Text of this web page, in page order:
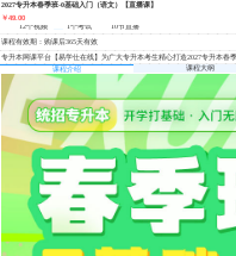
2027专升本春季班-0基础入门（语文）【直播课】
￥49.00
12个视频
1个考试 10节直播
课程有效期：购课后365天有效
专升本网课平台【易学仕在线】为广大专升本考生精心打造2027专升本春
课程介绍
课程大纲